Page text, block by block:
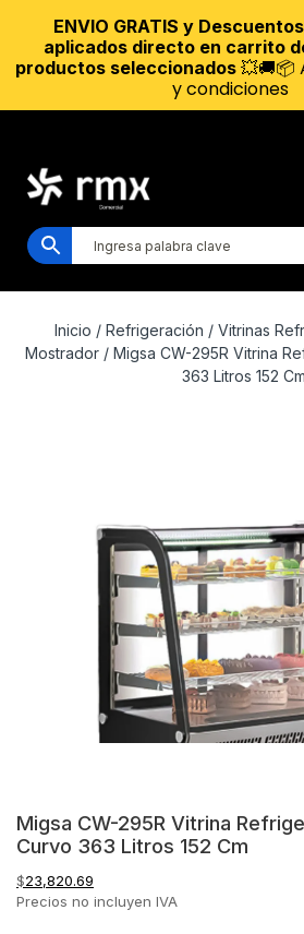
Inicio / Refrigeración / Vitrinas
Mostrador/ Migsa CW-295R Vitrina
363 Litros 152 Cm
Migsa CW-295R Vitrina
Curvo 363 Litros 152 Cm
$23,820.69
Precios no incluyen IVA
ENVIO GRATIS y
aplicados directo en carrito
productos seleccionados 💥🚚📦
y condiciones